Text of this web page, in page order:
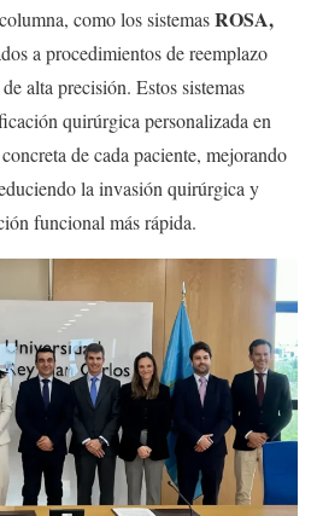
como los sistemasROSA,
a procedimientos de reemplazo
alta precisión. Estos sistemas
quirúrgica personalizada en
de cada paciente, mejorando
la invasión quirúrgica y
funcional más rápida.